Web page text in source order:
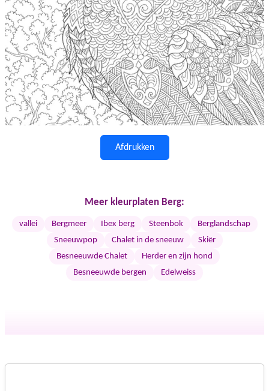
Afdrukken
Meer kleurplaten Berg:
vallei Bergmeer Ibex berg Steenbok
Berglandschap
Sneeuwpop
Chalet in de sneeuw
Skiër
Besneeuwde Chalet
Herder en zijn hond
Besneeuwde bergen
Edelweiss